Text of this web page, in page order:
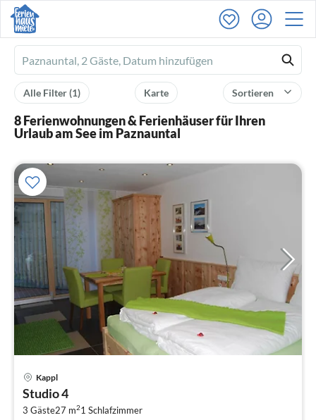
Ferienhausmiete
logo
Sortieren
Karte
Alle Filter(1)
8 Ferienwohnungen & Ferienhäuser für Ihren
Urlaub am See im Paznauntal
Kappl
Studio 4
3 Gäste27 m21 Schlafzimmer